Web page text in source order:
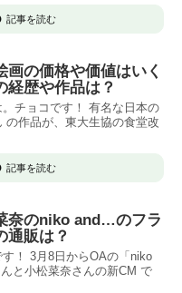
記事を読む
画の価格や価値はいく
経歴や作品は？
チョコです！ 有名な日本の
の作品が、東大生協の食堂改
記事を読む
奈のniko and…のフラ
通販は？
！ 3月8日からOAの「niko
と小松菜奈さんの新CM で